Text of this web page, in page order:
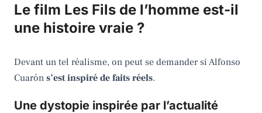
Le film Les Fils de l’homme est-il
une histoire vraie ?
Devant un tel réalisme, on peut se demander si Alfonso
Cuarón s’est inspiré de faits réels.
Une dystopie inspirée par l’actualité